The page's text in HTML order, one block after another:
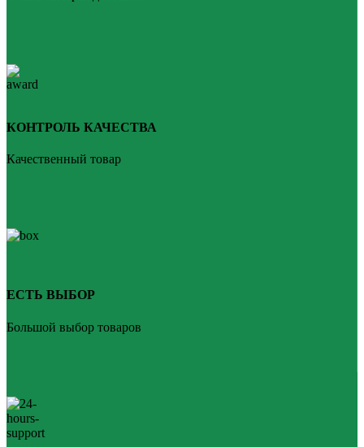
КОНТРОЛЬ КАЧЕСТВА
Качественный товар
ЕСТЬ ВЫБОР
Большой выбор товаров